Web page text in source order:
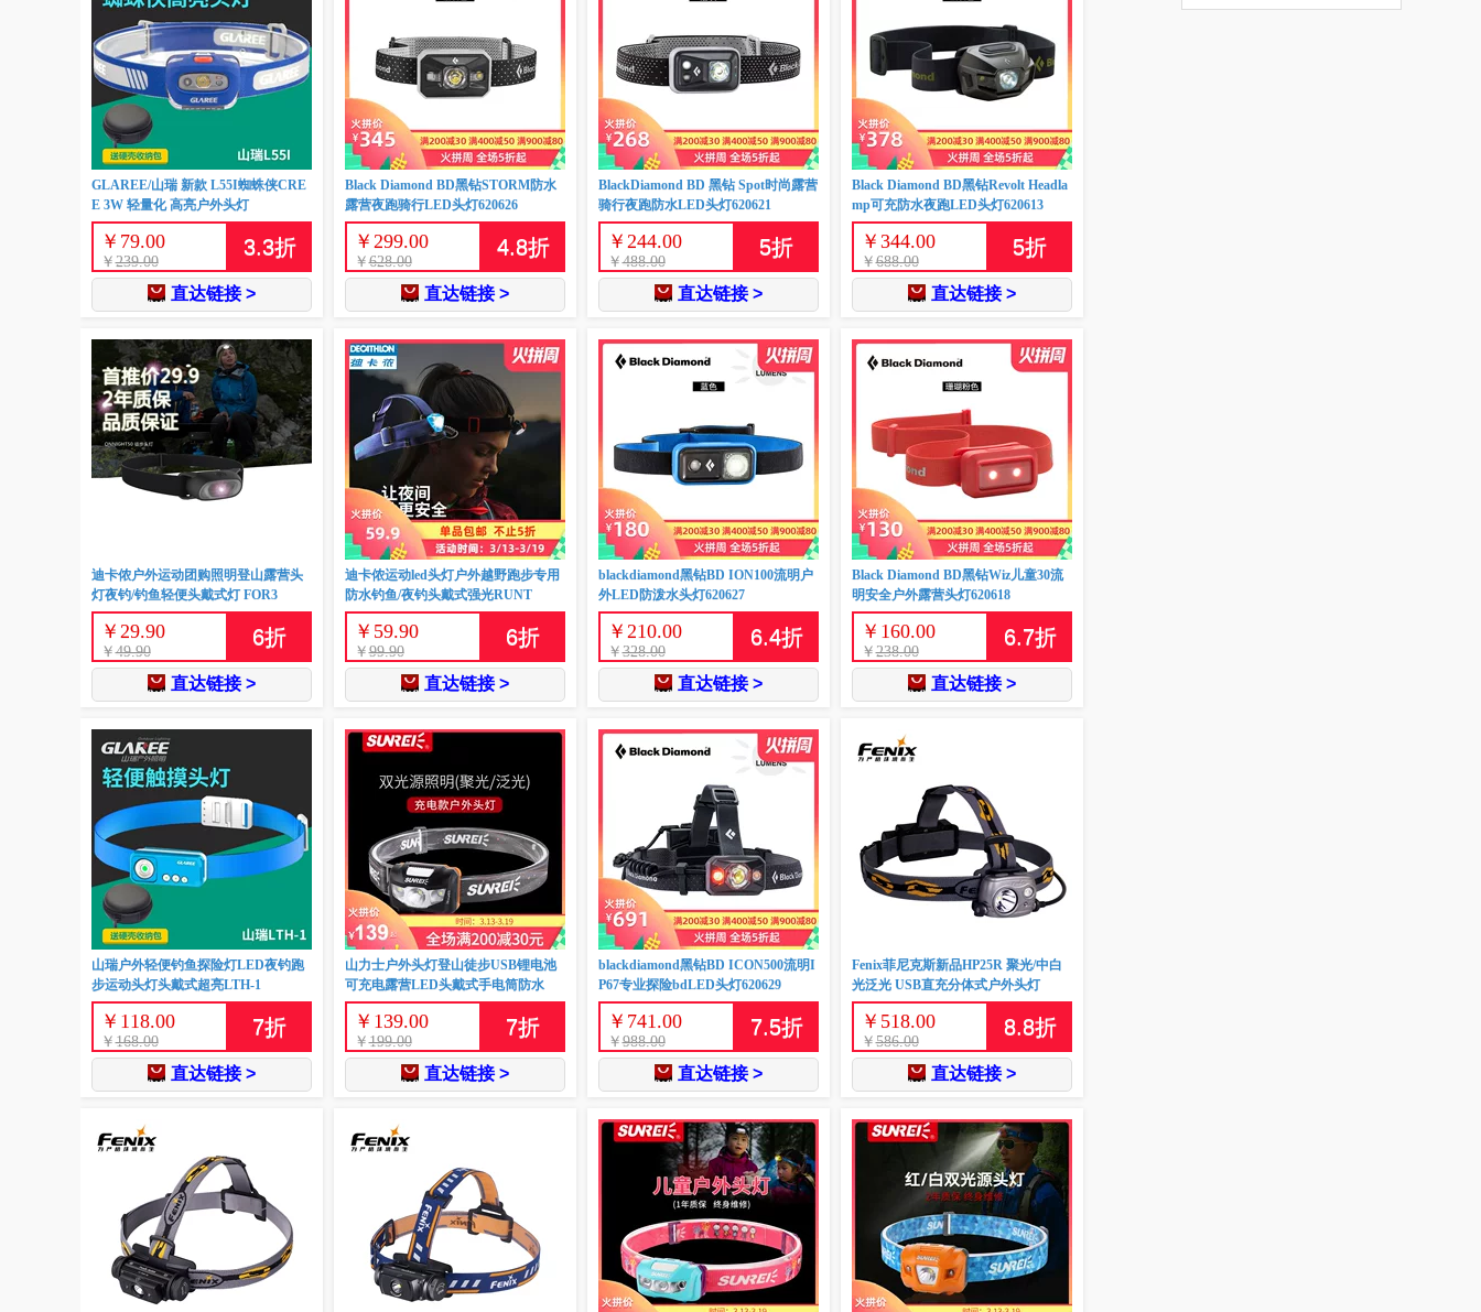
GLAREE/山瑞 新款 L55I蜘蛛侠CRE
E 3W 轻量化 高亮户外头灯
￥ 79.00
￥239.00
3.3折
直达链接 >
Black Diamond BD黑钻STORM防水
露营夜跑骑行LED头灯620626
￥ 299.00
￥628.00
4.8折
直达链接 >
BlackDiamond BD 黑钻 Spot时尚露营
骑行夜跑防水LED头灯620621
￥ 244.00
￥488.00
5折
直达链接 >
Black Diamond BD黑钻Revolt Headla
mp可充防水夜跑LED头灯620613
￥ 344.00
￥688.00
5折
直达链接 >
迪卡侬户外运动团购照明登山露营头
灯夜钓/钓鱼轻便头戴式灯 FOR3
￥ 29.90
￥49.90
6折
直达链接 >
迪卡侬运动led头灯户外越野跑步专用
防水钓鱼/夜钓头戴式强光RUNT
￥ 59.90
￥99.90
6折
直达链接 >
blackdiamond黑钻BD ION100流明户
外LED防泼水头灯620627
￥ 210.00
￥328.00
6.4折
直达链接 >
Black Diamond BD黑钻Wiz儿童30流
明安全户外露营头灯620618
￥ 160.00
￥238.00
6.7折
直达链接 >
山瑞户外轻便钓鱼探险灯LED夜钓跑
步运动头灯头戴式超亮LTH-1
￥ 118.00
￥168.00
7折
直达链接 >
山力士户外头灯登山徒步USB锂电池
可充电露营LED头戴式手电筒防水
￥ 139.00
￥199.00
7折
直达链接 >
blackdiamond黑钻BD ICON500流明I
P67专业探险bdLED头灯620629
￥ 741.00
￥988.00
7.5折
直达链接 >
Fenix菲尼克斯新品HP25R 聚光/中白
光泛光 USB直充分体式户外头灯
￥ 518.00
￥586.00
8.8折
直达链接 >